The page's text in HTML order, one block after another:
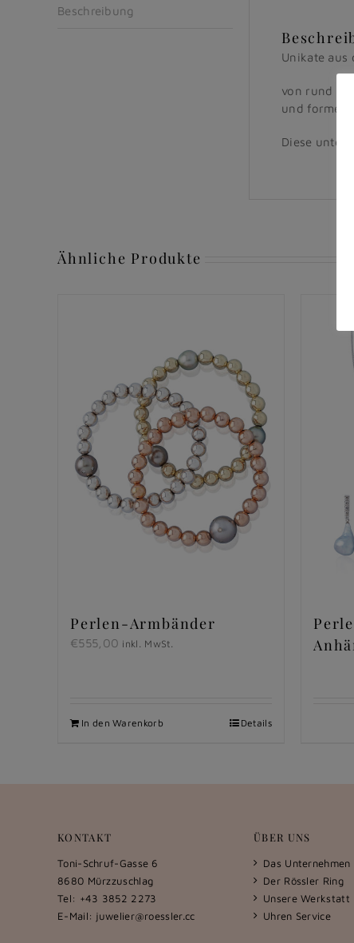
Beschreibung
Unikate aus
von rund
und formen
Diese unter
Ähnliche Produkte
Perlen-Armbänder
€555,00 inkl. MwSt.
In den Warenkorb Details
KONTAKT
Toni-Schruf-Gasse 6
8680 Mürzzuschlag
Tel: +43 3852 2273
E-Mail: juwelier@roessler.cc
ÜBER UNS
Das Unternehmen
Der Rössler Ring
Unsere Werkstatt
Uhren Service